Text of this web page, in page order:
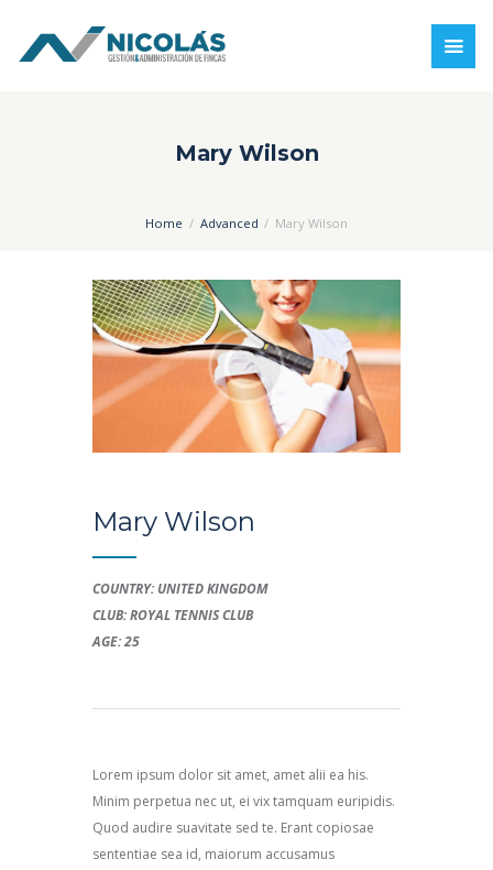
Mary Wilson
Home Advanced Mary Wilson
Mary Wilson
COUNTRY: UNITED KINGDOM
CLUB: ROYAL TENNIS CLUB
AGE: 25
Lorem ipsum dolor sit amet, amet alii ea his.
Minim perpetua nec ut, ei vix tamquam euripidis.
Quod audire suavitate sed te. Erant copiosae
sententiae sea id, maiorum accusamus